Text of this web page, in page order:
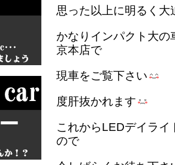
思った以上に明るく大
かなりインパクト大
京本店で
現車をご覧下さい
度肝抜かれます
これからLEDデイラ
ので